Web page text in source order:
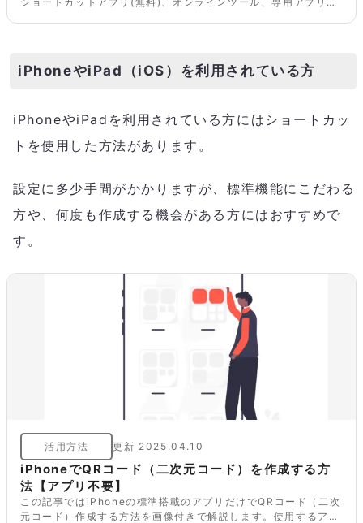
iPhoneやiPad（iOS）を利用されている方
iPhoneやiPadを利用されている方にはショートカッ
トを使用した方法があります。
設定に多少手間がかかりますが、標準機能にこだわる
方や、何度も作成する機会がある方にはおすすめで
す。
活用方法 更新 2025.04.10
iPhoneでQRコード（二次元コード）を作成する方
法【アプリ不要】
この記事ではiPhoneの標準搭載のアプリだけでQRコード（二次
元コード）作成する方法を画像付きで解説します。使用するアプ